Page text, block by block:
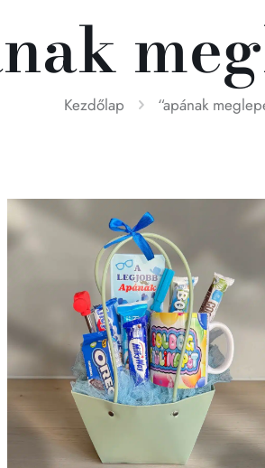
Kezdőlap “apának